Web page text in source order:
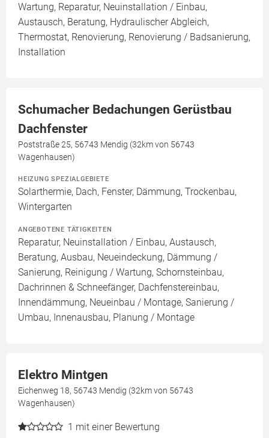
Wartung, Reparatur, Neuinstallation / Einbau,
Austausch, Beratung, Hydraulischer Abgleich,
Thermostat, Renovierung, Renovierung / Badsanierung,
Installation
Schumacher Bedachungen Gerüstbau
Dachfenster
Poststraße 25, 56743 Mendig (32km von 56743
Wagenhausen)
HEIZUNG SPEZIALGEBIETE
Solarthermie, Dach, Fenster, Dämmung, Trockenbau,
Wintergarten
ANGEBOTENE TÄTIGKEITEN
Reparatur, Neuinstallation / Einbau, Austausch,
Beratung, Ausbau, Neueindeckung, Dämmung /
Sanierung, Reinigung / Wartung, Schornsteinbau,
Dachrinnen & Schneefänger, Dachfenstereinbau,
Innendämmung, Neueinbau / Montage, Sanierung /
Umbau, Innenausbau, Planung / Montage
Elektro Mintgen
Eichenweg 18, 56743 Mendig (32km von 56743
Wagenhausen)
1 mit einer Bewertung